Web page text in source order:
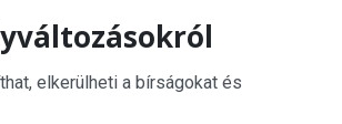
elkerülheti a bírságokat és